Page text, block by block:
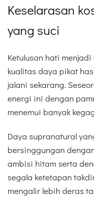
Keselarasan
yang suci
Ketulusan hati
kualitas daya pikat
jalani sekarang.
energi ini dengan
menemui banyak
Daya supranatural
bersinggungan
ambisi hitam serta
segala ketetapan
mengalir lebih deras